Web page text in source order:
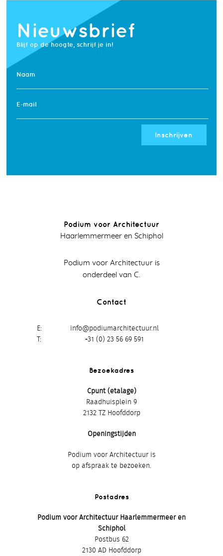
Nieuwsbrief
Blijf op de hoogte, schrijf je in!
Naam
E-mail
Inschrijven
Podium voor Architectuur
Haarlemmermeer en Schiphol
Podium voor Architectuur is
onderdeel van C.
Contact
E
info@podiumarchitectuur.nl
T
+31 (0) 23 56 69 591
Bezoekadres
Cpunt (etalage)
Raadhuisplein 9
2132 TZ Hoofddorp
Openingstijden
Podium voor Architectuur is
op afspraak te bezoeken.
Postadres
Podium voor Architectuur Haarlemmermeer en
Schiphol
Postbus 62
2130 AD Hoofddorp